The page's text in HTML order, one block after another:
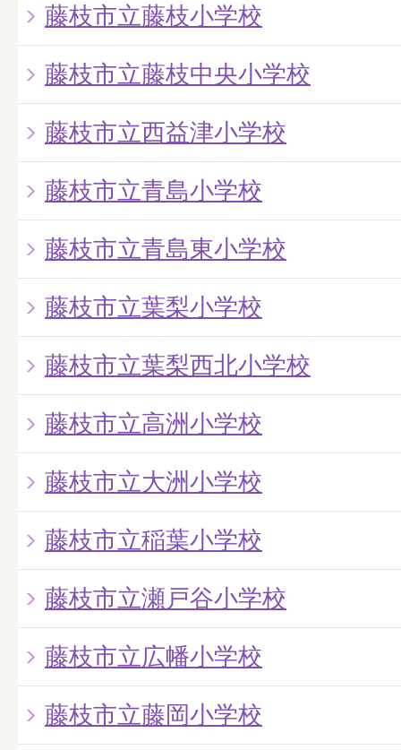
藤枝市立藤枝小学校
藤枝市立藤枝中央小学校
藤枝市立西益津小学校
藤枝市立青島小学校
藤枝市立青島東小学校
藤枝市立葉梨小学校
藤枝市立葉梨西北小学校
藤枝市立高洲小学校
藤枝市立大洲小学校
藤枝市立稲葉小学校
藤枝市立瀬戸谷小学校
藤枝市立広幡小学校
藤枝市立藤岡小学校